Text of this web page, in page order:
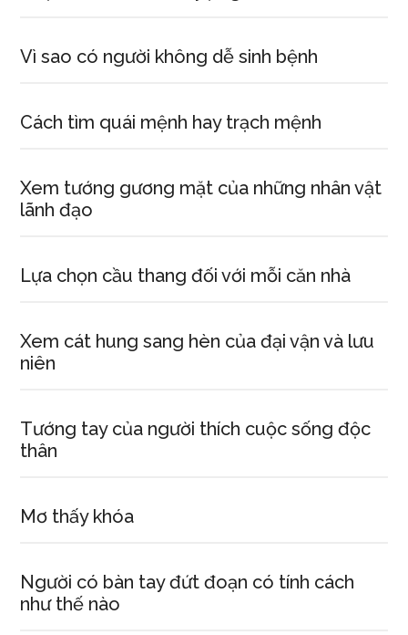
Vì sao có người không dễ sinh bệnh
Cách tìm quái mệnh hay trạch mệnh
Xem tướng gương mặt của những nhân vật
lãnh đạo
Lựa chọn cầu thang đối với mỗi căn nhà
Xem cát hung sang hèn của đại vận và lưu
niên
Tướng tay của người thích cuộc sống độc
thân
Mơ thấy khóa
Người có bàn tay đứt đoạn có tính cách
như thế nào